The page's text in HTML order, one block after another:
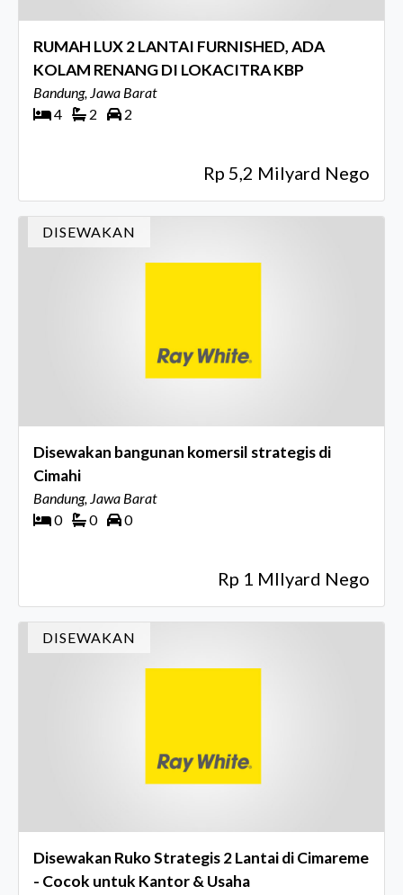
RUMAH LUX 2 LANTAI FURNISHED, ADA
KOLAM RENANG DI LOKACITRA KBP
Bandung, Jawa Barat
4
2 2
Rp 5,2 Milyard Nego
DISEWAKAN
Disewakan bangunan komersil strategis di
Cimahi
Bandung, Jawa Barat
0
0 0
Rp 1 MIlyard Nego
DISEWAKAN
Disewakan Ruko Strategis 2 Lantai di Cimareme
- Cocok untuk Kantor & Usaha